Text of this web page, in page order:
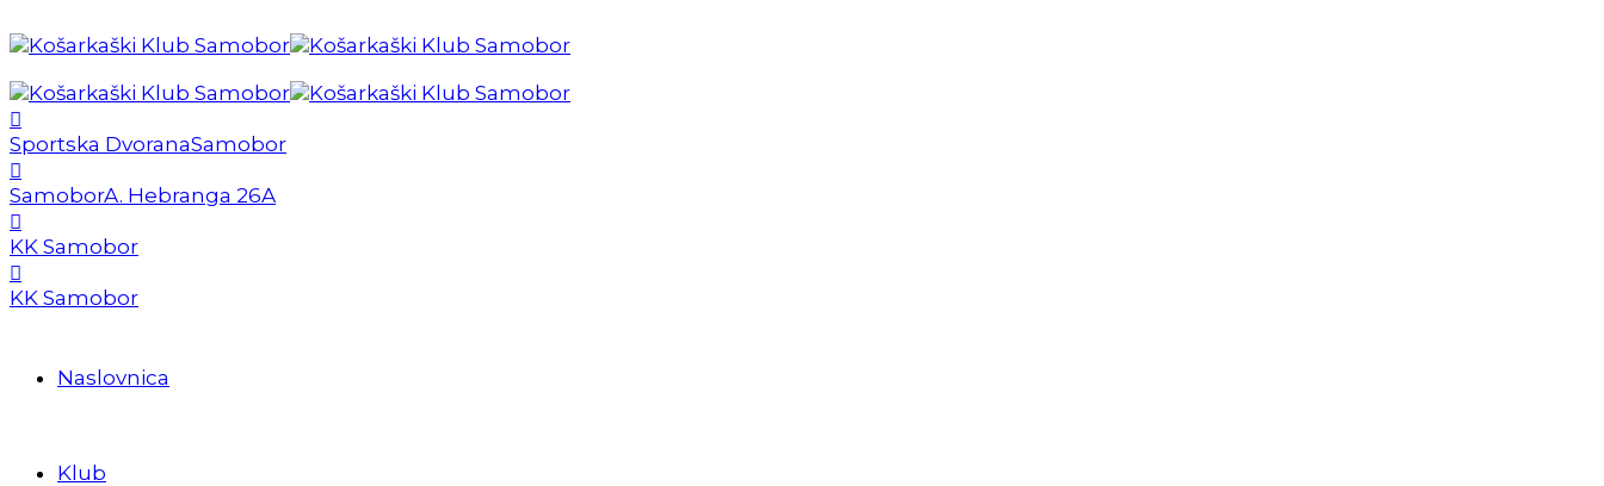
Sportska DvoranaSamobor
SamoborA. Hebranga 26A
KK Samobor
KK Samobor
Naslovnica
Klub